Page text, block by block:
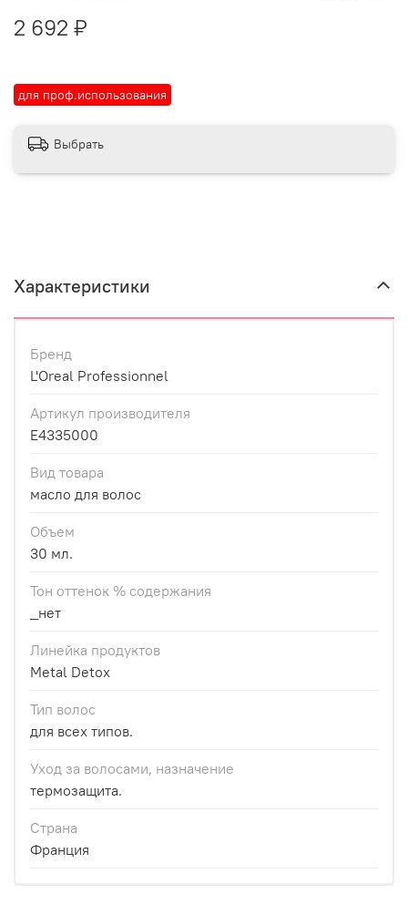
для проф.использования
2 692 ₽
Выбрать
Характеристики
Бренд
L'Oreal Professionnel
Артикул производителя
E4335000
Вид товара
масло для волос
Объем
30 мл.
Тон оттенок % содержания
_нет
Линейка продуктов
Metal Detox
Тип волос
для всех типов.
Уход за волосами, назначение
термозащита.
Страна
Франция